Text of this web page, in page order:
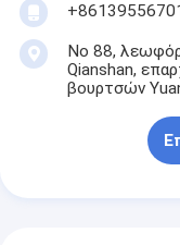
Νο 88,
Qianshan,
βουρτσών